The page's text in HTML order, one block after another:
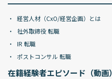
経営人材（CxO/経営企画）とは
社外取締役 転職
IR 転職
ポストコンサル 転職
在籍経験者エピソード（動画）